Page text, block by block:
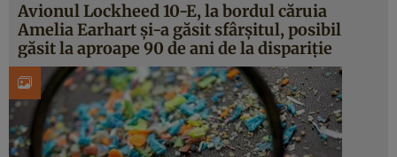
Avionul Lockheed 10-E, la bordul căruia
Amelia Earhart și-a găsit sfârșitul, posibil
găsit la aproape 90 de ani de la dispariție